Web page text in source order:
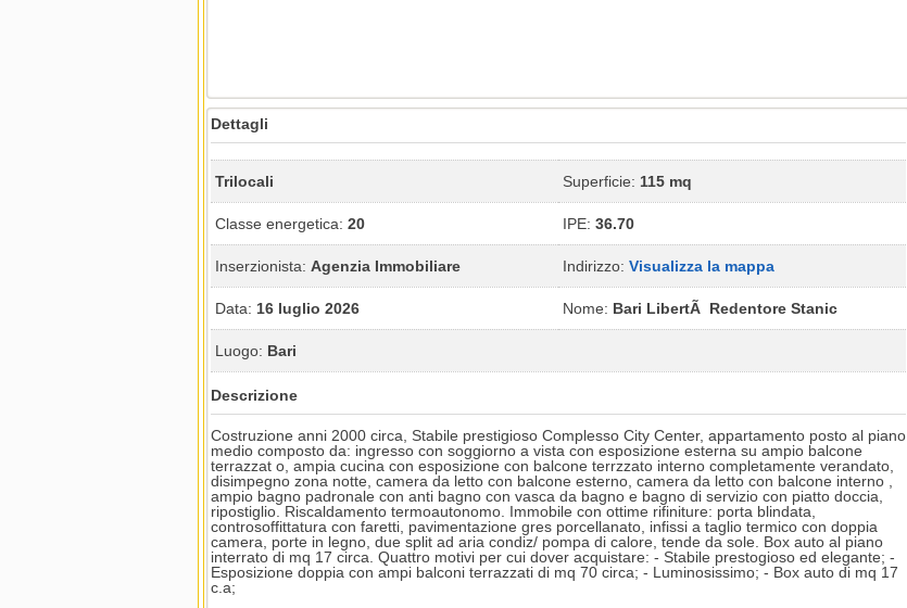
Dettagli
Trilocali Superficie: 115 mq
Classe energetica: 20 IPE: 36.70
Inserzionista: Agenzia Immobiliare Indirizzo: Visualizza la mappa
Data: 16 luglio 2026 Nome: Bari LibertÃ Redentore Stanic
Luogo: Bari
Descrizione
Costruzione anni 2000 circa, Stabile prestigioso Complesso City Center, appartamento posto al piano
medio composto da: ingresso con soggiorno a vista con esposizione esterna su ampio balcone
terrazzat o, ampia cucina con esposizione con balcone terrzzato interno completamente verandato,
disimpegno zona notte, camera da letto con balcone esterno, camera da letto con balcone interno ,
ampio bagno padronale con anti bagno con vasca da bagno e bagno di servizio con piatto doccia,
ripostiglio. Riscaldamento termoautonomo. Immobile con ottime rifiniture: porta blindata,
controsoffittatura con faretti, pavimentazione gres porcellanato, infissi a taglio termico con doppia
camera, porte in legno, due split ad aria condiz/ pompa di calore, tende da sole. Box auto al piano
interrato di mq 17 circa. Quattro motivi per cui dover acquistare: - Stabile prestogioso ed elegante; -
Esposizione doppia con ampi balconi terrazzati di mq 70 circa; - Luminosissimo; - Box auto di mq 17
c.a;